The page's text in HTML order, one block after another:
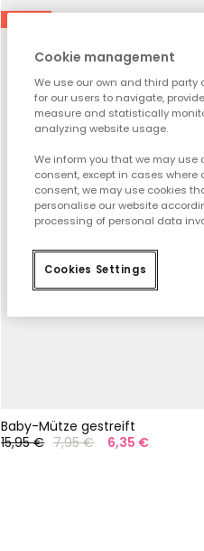
Baby-Mütze gestreift
15,95 € 7,95 € 6,35 €
Cookie management
We use our own and third party
for our users to navigate,
measure and statistically
analyzing website usage.
We inform you that we may
consent, except in cases where
consent, we may use cookies
personalise our website
processing of personal data
Cookies Settings